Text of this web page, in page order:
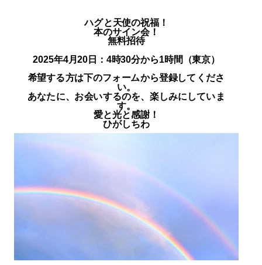
ハグと天使の祝福！
本のサイン会！
無料招待
2025年4月20日：4時30分から1時間（東京）
希望する方は下のフォームから登録してくださ
い。
あなたに、お会いするのを、楽しみにしていま
す。
愛と光と感謝！
ひがしちわ